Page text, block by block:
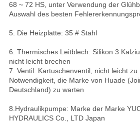
68 ~ 72 HS, unter Verwendung der
Auswahl des besten
5. Die Heizplatte: 35 # Stahl
6. Thermisches Leitblech: Silikon 3
nicht leicht brechen
7. Ventil: Kartuschenventil, nicht leicht
Notwendigkeit, die Marke von Huade
Deutschland) zu warten
8.Hydraulikpumpe: Marke der Marke
HYDRAULICS Co., LTD Japan